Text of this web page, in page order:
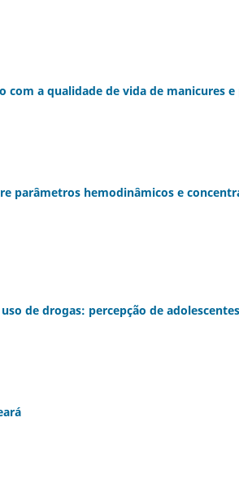
com a qualidade de vida de manicures e
parâmetros hemodinâmicos e
de drogas: percepção de adolescentes